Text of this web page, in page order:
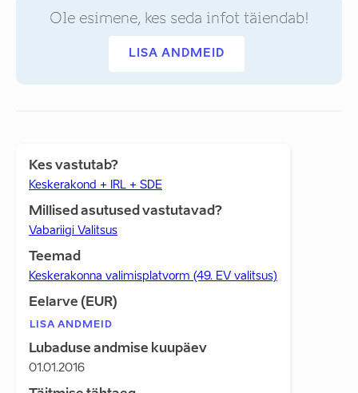
Ole esimene, kes seda infot täiendab!
LISA ANDMEID
Kes vastutab?
Keskerakond + IRL + SDE
Millised asutused vastutavad?
Vabariigi Valitsus
Teemad
Keskerakonna valimisplatvorm (49. EV valitsus)
Eelarve (EUR)
LISA ANDMEID
Lubaduse andmise kuupäev
01.01.2016